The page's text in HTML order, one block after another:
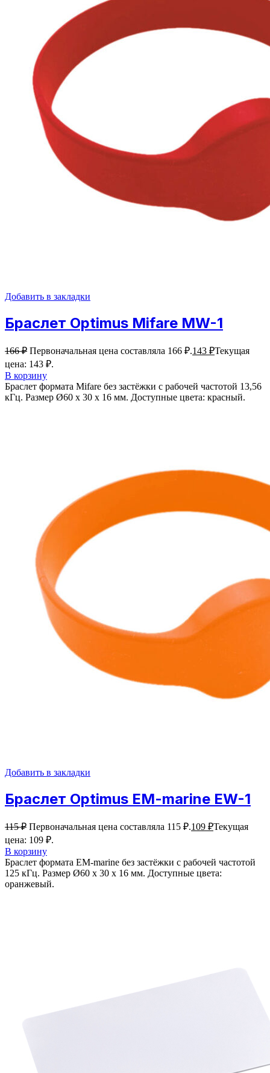
Добавить в закладки
Браслет Optimus Mifare MW-1
166₽ Первоначальная цена составляла 166 ₽.143 ₽Текущая
цена: 143 ₽.
В корзину
Браслет формата Mifare без застёжки с рабочей частотой 13,56
кГц. Размер Ø60 х 30 х 16 мм. Доступные цвета: красный.
Добавить в закладки
Браслет Optimus EM-marine EW-1
115₽ Первоначальная цена составляла 115 ₽.109 ₽Текущая
цена: 109 ₽.
В корзину
Браслет формата EM-marine без застёжки с рабочей частотой
125 кГц. Размер Ø60 х 30 х 16 мм​​​​​​​. Доступные цвета:
оранжевый.